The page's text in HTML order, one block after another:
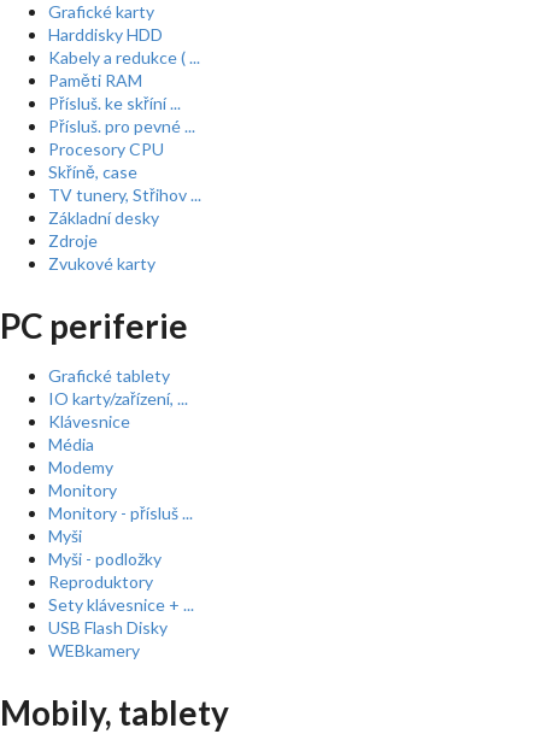
Grafické karty
Harddisky HDD
Kabely a redukce ( ...
Paměti RAM
Přísluš. ke skříní ...
Přísluš. pro pevné ...
Procesory CPU
Skříně, case
TV tunery, Střihov ...
Základní desky
Zdroje
Zvukové karty
PC periferie
Grafické tablety
IO karty/zařízení, ...
Klávesnice
Média
Modemy
Monitory
Monitory - přísluš ...
Myši
Myši - podložky
Reproduktory
Sety klávesnice + ...
USB Flash Disky
WEBkamery
Mobily, tablety